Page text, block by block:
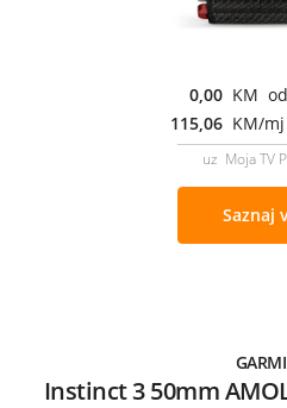
0,00 KM
115,06 KM/
uz Moja TV
Saznaj
Instinct 3 50mm